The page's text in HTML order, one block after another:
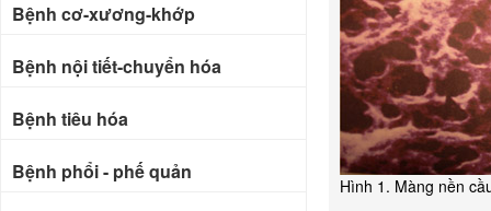
Hình 1. Màng nền
Bệnh cơ-xương-khớp
Bệnh nội tiết-chuyển hóa
Bệnh tiêu hóa
Bệnh phổi - phế quản